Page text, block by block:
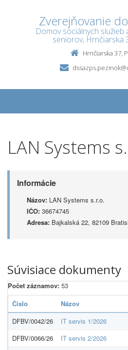
Zverejňovanie
Domov sociálnych služieb
seniorov, Hrnčiarska
Hrnčiarska 37,
LAN Systems
Informácie
Názov: LAN Systems s.r.o.
IČO: 36674745
Adresa: Bajkalská 22, 82109
Súvisiace dokumenty
Počet záznamov: 53
Číslo
Názov
DFBV/0042/26
IT servis 1/2026
DFBV/0066/26
IT servis 2/2026